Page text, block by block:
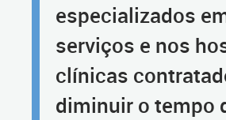
especializados
serviços e nos
clínicas
diminuir o tempo